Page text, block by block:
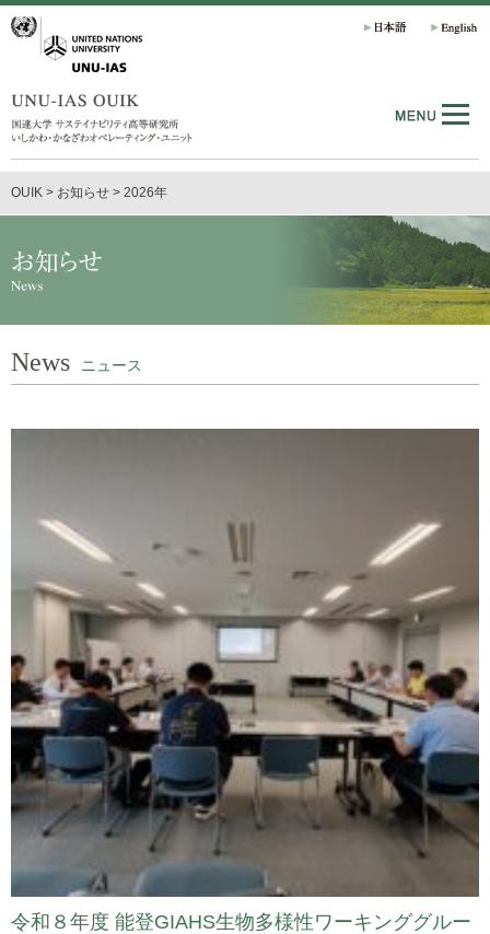
OUIK > お知らせ > 2026年
News ニュース
令和８年度 能登GIAHS生物多様性ワーキンググルー